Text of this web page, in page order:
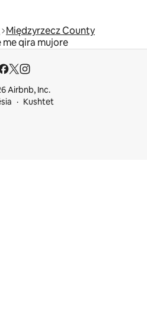
Międzyrzecz County
qira mujore
Airbnb, Inc.
Kushtet